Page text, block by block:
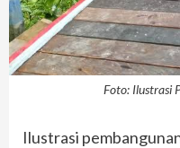
Foto: Ilustrasi
Ilustrasi